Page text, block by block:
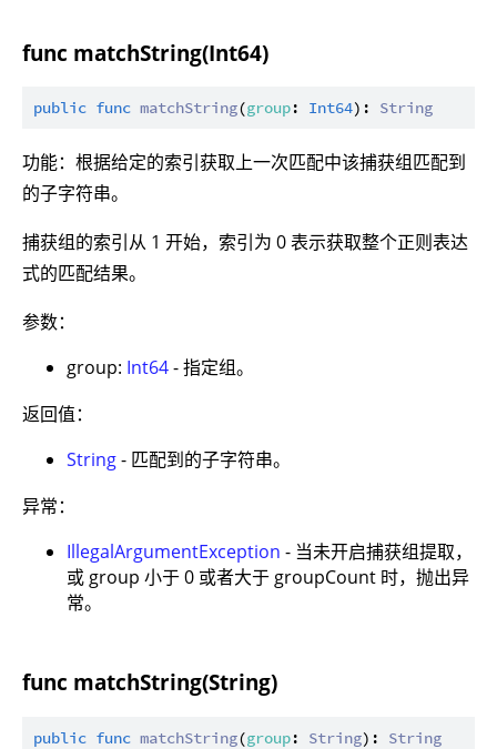
func matchString(Int64)
public func matchString(group: Int64): String
功能：根据给定的索引获取上一次匹配中该捕获组匹配到
的子字符串。
捕获组的索引从 1 开始，索引为 0 表示获取整个正则表达
式的匹配结果。
参数：
group: Int64- 指定组。
返回值：
String- 匹配到的子字符串。
异常：
IllegalArgumentException - 当未开启捕获组提取，
或 group 小于 0 或者大于 groupCount 时，抛出异
常。
func matchString(String)
public func matchString(group: String): String